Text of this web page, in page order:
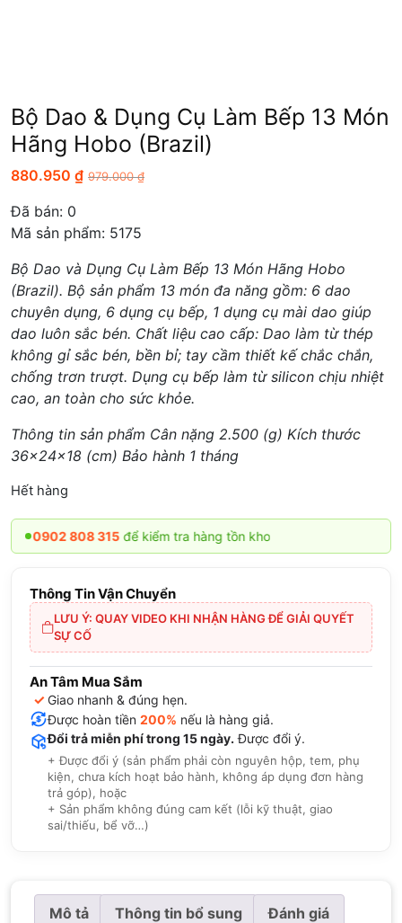
Bộ Dao & Dụng Cụ Làm Bếp 13 Món
Hãng Hobo (Brazil)
880.950 ₫ 979.000₫
Đã bán: 0
Mã sản phẩm: 5175
Bộ Dao và Dụng Cụ Làm Bếp 13 Món Hãng Hobo
(Brazil). Bộ sản phẩm 13 món đa năng gồm: 6 dao
chuyên dụng, 6 dụng cụ bếp, 1 dụng cụ mài dao giúp
dao luôn sắc bén. Chất liệu cao cấp: Dao làm từ thép
không gỉ sắc bén, bền bỉ; tay cầm thiết kế chắc chắn,
chống trơn trượt. Dụng cụ bếp làm từ silicon chịu nhiệt
cao, an toàn cho sức khỏe.
Thông tin sản phẩm Cân nặng 2.500 (g) Kích thước
36x24x18 (cm) Bảo hành 1 tháng
Hết hàng
0902 808 315để kiểm tra hàng tồn kho
Thông Tin Vận Chuyển
LƯU Ý: QUAY VIDEO KHI NHẬN HÀNG ĐỂ GIẢI QUYẾT
SỰ CỐ
An Tâm Mua Sắm
✓ Giao nhanh & đúng hẹn.
Được hoàn tiền 200% nếu là hàng giả.
Đổi trả miễn phí trong 15 ngày. Được đổi ý.
+ Được đổi ý (sản phẩm phải còn nguyên hộp, tem, phụ
kiện, chưa kích hoạt bảo hành, không áp dụng đơn hàng
trả góp), hoặc
+ Sản phẩm không đúng cam kết (lỗi kỹ thuật, giao
sai/thiếu, bể vỡ…)
Mô tả Thông tin bổ sung Đánh giá